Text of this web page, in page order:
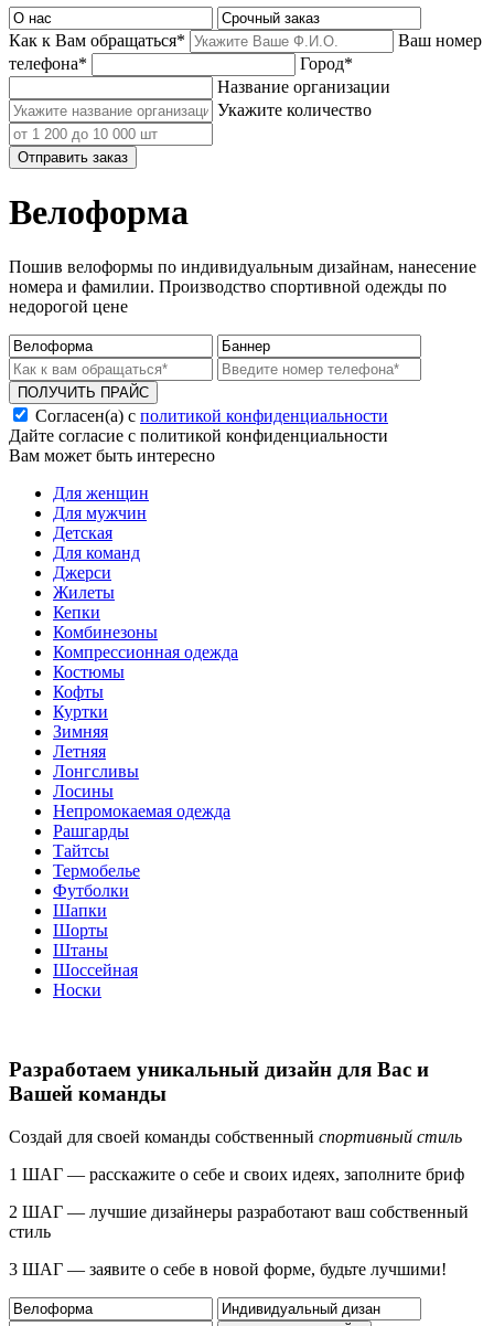
Как к Вам обращаться*
Ваш номер
телефона*
Город*
Название организации
Укажите количество
Отправить заказ
Велоформа
Пошив велоформы по индивидуальным дизайнам, нанесение
номера и фамилии. Производство спортивной одежды по
недорогой цене
ПОЛУЧИТЬ ПРАЙС
Согласен(а) с политикой конфиденциальности
Дайте согласие с политикой конфиденциальности
Вам может быть интересно
Для женщин
Для мужчин
Детская
Для команд
Джерси
Жилеты
Кепки
Комбинезоны
Компрессионная одежда
Костюмы
Кофты
Куртки
Зимняя
Летняя
Лонгсливы
Лосины
Непромокаемая одежда
Рашгарды
Тайтсы
Термобелье
Футболки
Шапки
Шорты
Штаны
Шоссейная
Носки
Разработаем уникальный дизайн для Вас и
Вашей команды
Создай для своей команды собственный спортивный стиль
1 ШАГ — расскажите о себе и своих идеях, заполните бриф
2 ШАГ — лучшие дизайнеры разработают ваш собственный
стиль
3 ШАГ — заявите о себе в новой форме, будьте лучшими!